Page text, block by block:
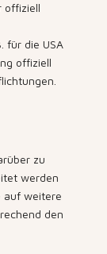
offiziell
für die USA
offiziell
zu
werden
auf weitere
den